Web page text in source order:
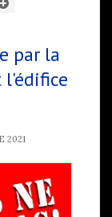
par la
l'édifice
2021